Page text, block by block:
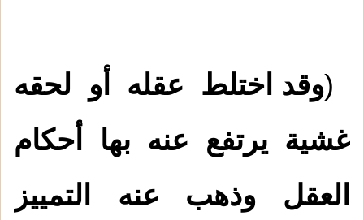
(وقد اختلط عقله أو لحقه
غشية يرتفع عنه بها أحكام
العقل وذهب عنه التمييز